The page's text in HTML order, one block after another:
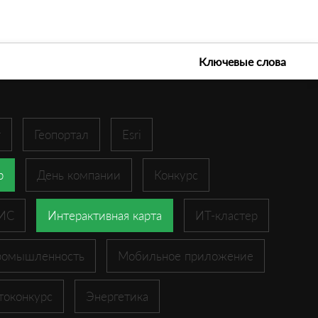
Ключевые слова
Геопортал Esri
День компании Конкурс
Интерактивная карта ИТ-кластер
Мобильное приложение
Энергетика